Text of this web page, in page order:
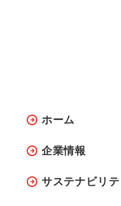
ホーム
企業情報
サステナビリテ